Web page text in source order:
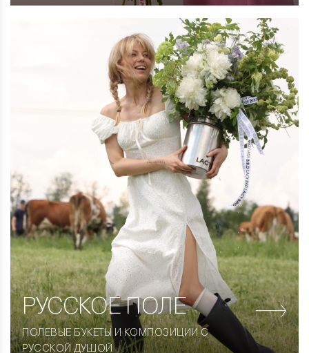
РУССКОЕ ПОЛЕ
ПОЛЕВЫЕ БУКЕТЫ И КОМПОЗИЦИИ С
РУССКОЙ ДУШОЙ